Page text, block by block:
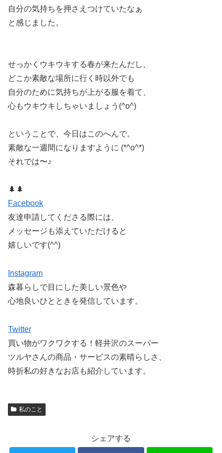
自分の気持ちを押さえつけていたなぁ
と感じました。
せっかくウキウキする春が来たんだし、
どこか素敵な場所に行く時以外でも
自分のために気持ちが上がる服を着て、
心もウキウキしちゃいましょう(^o^)
ということで、今日はこのへんで。
素敵な一週間になりますように (*^o^*)
それでは〜♪
🌲🌲
Facebook
友達申請してくださる際には、
メッセージも添えていただけると
嬉しいです(^^)
Instagram
森暮らしで目にした美しい景色や
心地良いひとときを発信しています。
Twitter
買い物がワクワクする！軽井沢のスーパー
ツルヤさんの商品・サービスの素晴らしさ、
時折私の好きなお店も紹介しています。
私のこと
シェアする